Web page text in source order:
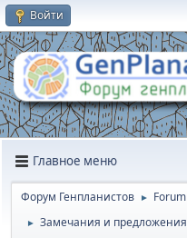
Войти
Главное меню
Форум Генпланистов ► Forum
► Замечания и предложения